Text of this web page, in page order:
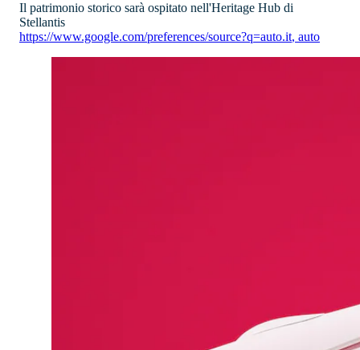
Il patrimonio storico sarà ospitato nell'Heritage Hub di
Stellantis
https://www.google.com/preferences/source?q=auto.it, auto